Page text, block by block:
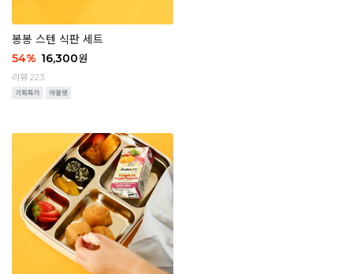
봉봉 스텐 식판 세트
54% 16,300원
리뷰 223